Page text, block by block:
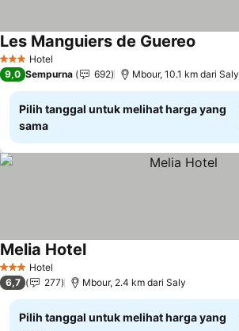
3 BintangHotel
Les Manguiers de Guereo
9,0 Sempurna 692 Mbour, 10.1 km dari Saly
Pilih tanggal untuk melihat harga yang
sama
3 BintangHotel
Melia Hotel
6,7 277 Mbour, 2.4 km dari Saly
Pilih tanggal untuk melihat harga yang